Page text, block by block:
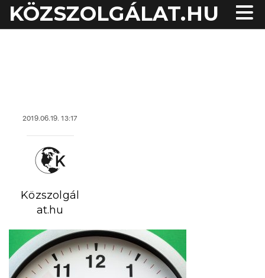
KÖZSZOLGÁLAT.HU
2019.06.19. 13:17
Közszolgál
at.hu